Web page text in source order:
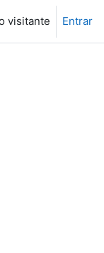
visitante Entrar